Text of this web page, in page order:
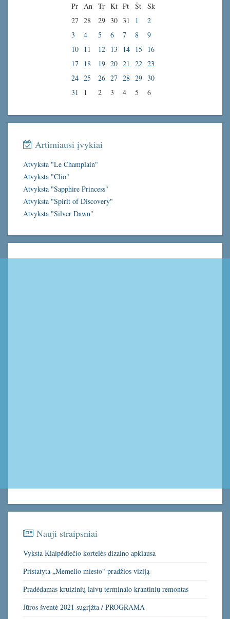
Pr
An Tr Kt Pt Št
Sk
27 28 29 30 31 1
2
3
4 5 6 7 8
9
10
11 12 13 14 15
16
17
18 19 20 21 22 23
24 25 26 27 28 29
30
31
1 2 3 4 5 6
Artimiausi įvykiai
Atvyksta "Le Champlain"
Atvyksta "Clio"
Atvyksta "Sapphire Princess"
Atvyksta "Spirit of Discovery"
Atvyksta "Silver Dawn"
Nauji straipsniai
Vyksta Klaipėdiečio kortelės dizaino apklausa
Pristatyta „Memelio miesto“ pradžios viziją
Pradėdamas kruizinių laivų terminalo krantinių remontas
Jūros šventė 2021 sugrįžta / PROGRAMA